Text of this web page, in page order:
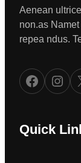
Aenean
non.as
repea ndus.
Facebook Instagram
Quick